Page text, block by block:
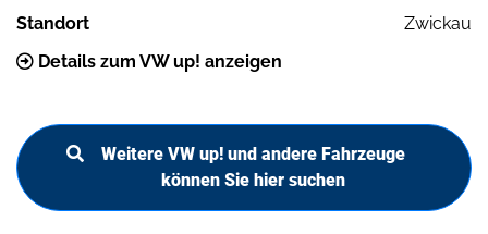
Standort
Zwickau
Details zum VW up! anzeigen
Weitere VW up! und andere Fahrzeuge
können Sie hier suchen